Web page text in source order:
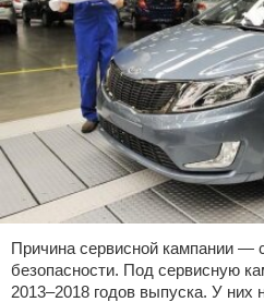
Причина сервисной кампании —
безопасности. Под сервисную
2013–2018 годов выпуска. У них